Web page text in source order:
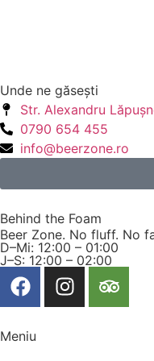
Unde ne găseşti
Str. Alexandru
0790 654 455
info@beerzone.ro
Behind the Foam
Beer Zone. No fluff. No
D–Mi: 12:00 – 01:00
J–S: 12:00 – 02:00
Meniu